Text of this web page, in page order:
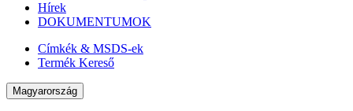
Hírek
DOKUMENTUMOK
Címkék & MSDS-ek
Termék Kereső
Magyarország